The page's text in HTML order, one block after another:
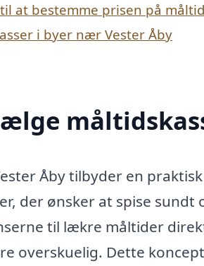
at bestemme prisen på
i byer nær Vester Åby
Åby tilbyder en
der ønsker at spise
til lækre måltider
overskuelig. Dette